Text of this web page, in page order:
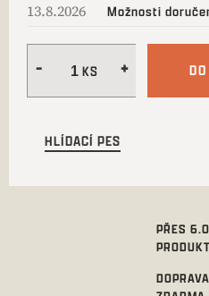
13.8.2026 Možnosti
HLÍDACÍ PES
PŘES